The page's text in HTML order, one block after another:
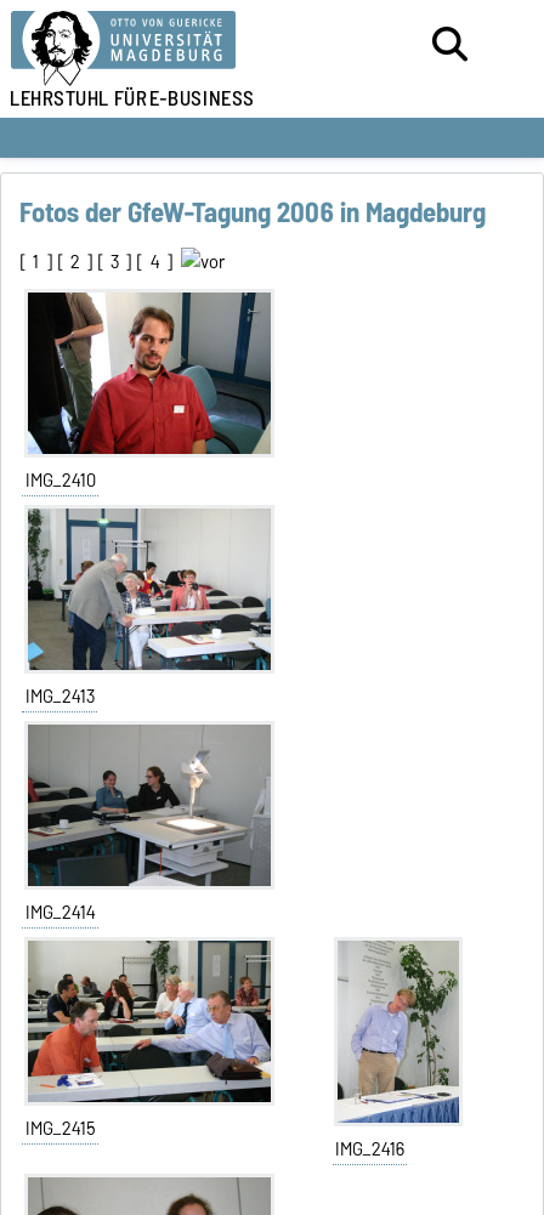
LEHRSTUHL FÜRE-BUSINESS
Fotos der GfeW-Tagung 2006 in Magdeburg
[ 1 ] [ 2 ] [ 3 ] [ 4 ]
IMG_2410
IMG_2413
IMG_2414
IMG_2415
IMG_2416